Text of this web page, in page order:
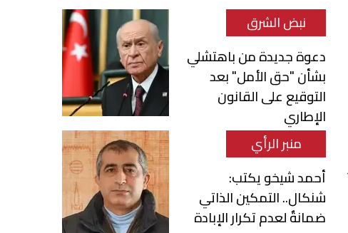
نبض الشرق
دعوة جديدة من باهتشلي
بشأن "حق الأمل" بعد
التوقيع على القانون
الإطاري
منبر الرأي
أحمد شيخو يكتب:
شنكال.. التمكين الذاتي
ضمانةٌ لعدم تكرار الإبادة